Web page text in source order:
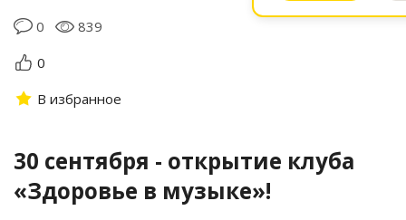
0
839
0
В избранное
30 сентября - открытие клуба
«Здоровье в музыке»!